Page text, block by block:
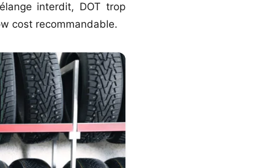
interdit, DOT trop
cost recommandable.